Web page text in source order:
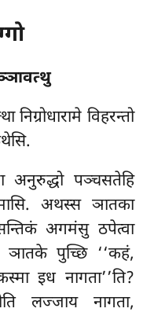
विहरन्तो
पञ्चसतेहि
अथस्स ञातका
अगमंसु ठपेत्वा
ञातके पुच्छि ‘‘कहं,
इध नागता’’ति?
लज्जाय नागता,